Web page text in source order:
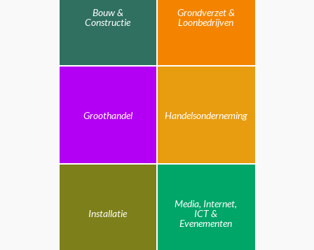
Bouw &
Constructie
Grondverzet &
Loonbedrijven
Groothandel Handelsonderneming
Installatie
Media, Internet,
ICT &
Evenementen